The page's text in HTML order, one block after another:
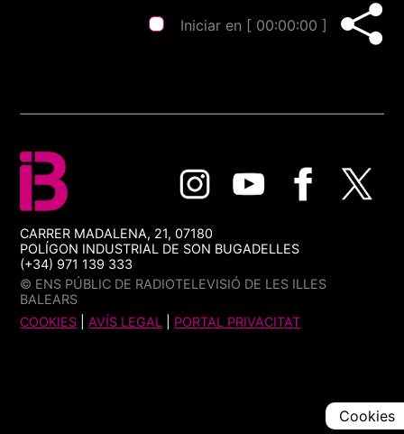
Iniciar en [ 00:00:00 ]
CARRER MADALENA, 21, 07180
POLÍGON INDUSTRIAL DE SON BUGADELLES
(+34) 971 139 333
© ENS PÚBLIC DE RADIOTELEVISIÓ DE LES ILLES
BALEARS
COOKIES |AVÍS LEGAL PORTAL PRIVACITAT
Cookies